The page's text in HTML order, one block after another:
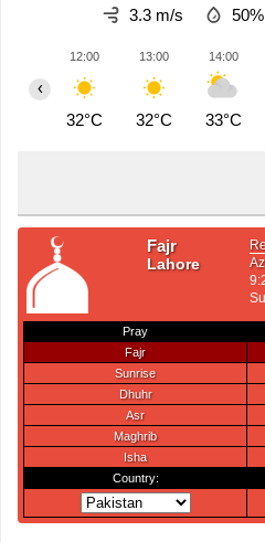
3.3 m/s 50%
12:00
32°C
13:00
32°C
14:00
33°C
‹